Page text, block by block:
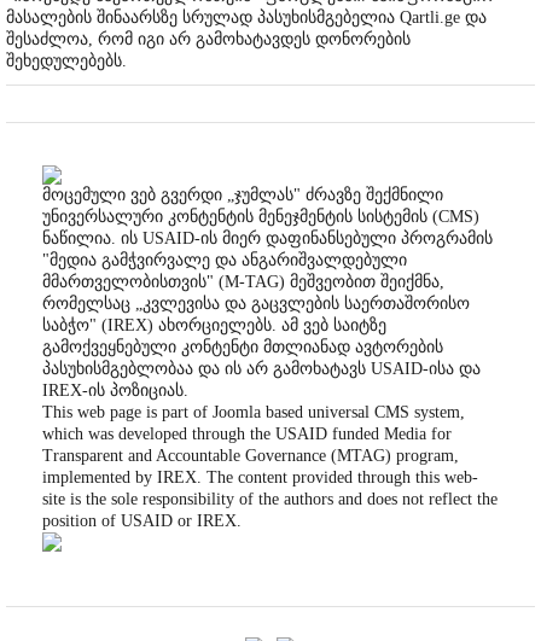
მასალების შინაარსზე სრულად პასუხისმგებელია Qartli.ge და
შესაძლოა, რომ იგი არ გამოხატავდეს დონორების
შეხედულებებს.
მოცემული ვებ გვერდი „ჯუმლას" ძრავზე შექმნილი
უნივერსალური კონტენტის მენეჯმენტის სისტემის (CMS)
ნაწილია. ის USAID-ის მიერ დაფინანსებული პროგრამის
"მედია გამჭვირვალე და ანგარიშვალდებული
მმართველობისთვის" (M-TAG) მეშვეობით შეიქმნა,
რომელსაც „კვლევისა და გაცვლების საერთაშორისო
საბჭო" (IREX) ახორციელებს. ამ ვებ საიტზე
გამოქვეყნებული კონტენტი მთლიანად ავტორების
პასუხისმგებლობაა და ის არ გამოხატავს USAID-ისა და
IREX-ის პოზიციას.
This web page is part of Joomla based universal CMS system,
which was developed through the USAID funded Media for
Transparent and Accountable Governance (MTAG) program,
implemented by IREX. The content provided through this web-
site is the sole responsibility of the authors and does not reflect the
position of USAID or IREX.